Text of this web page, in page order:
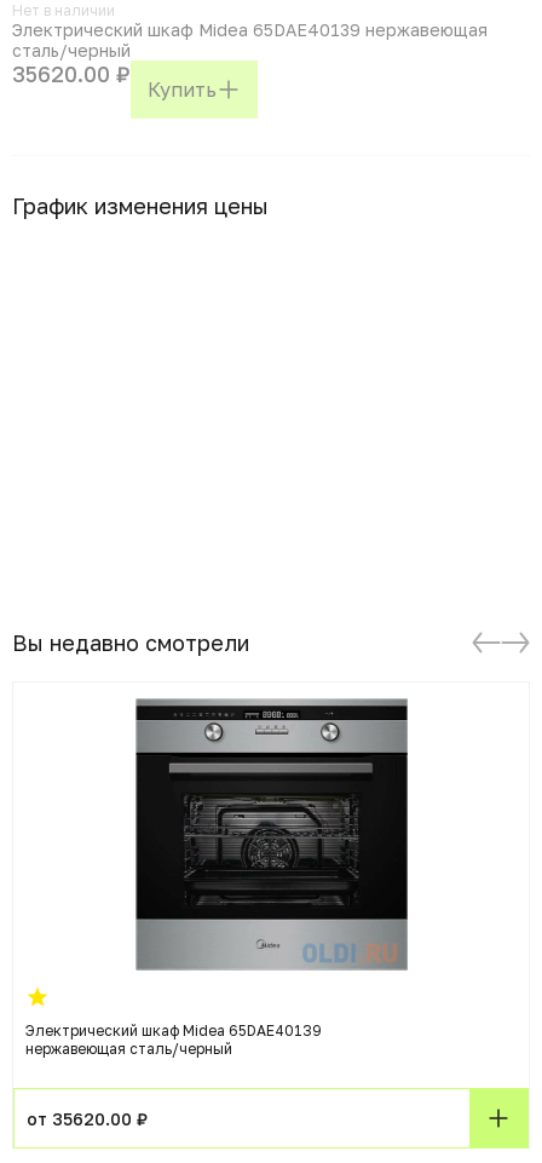
Нет в наличии
Электрический шкаф Midea 65DAE40139 нержавеющая
сталь/черный
35620.00 ₽
Купить
График изменения цены
Вы недавно смотрели
Электрический шкаф Midea 65DAE40139
нержавеющая сталь/черный
от 35620.00 ₽